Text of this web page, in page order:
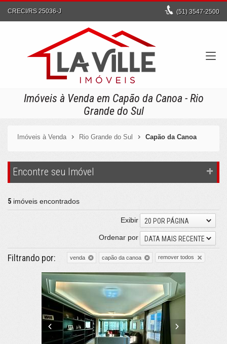
CRECI/RS 25036-J (51) 3547-2500
Imóveis à Venda em Capão da Canoa - Rio
Grande do Sul
Imóveis à Venda Rio Grande do Sul Capão da Canoa
Encontre seu Imóvel
5 imóveis encontrados
Exibir
20 POR PÁGINA
Ordenar por
DATA MAIS RECENTE
Filtrando por: venda capão da canoa remover todos